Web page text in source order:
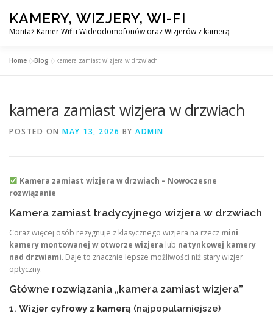
content
KAMERY, WIZJERY, WI-FI
Montaż Kamer Wifi i Wideodomofonów oraz Wizjerów z kamerą
Home »Blog »kamera zamiast wizjera w drzwiach
kamera zamiast wizjera w drzwiach
POSTED ON MAY 13, 2026 BY ADMIN
Kamera zamiast wizjera w drzwiach – Nowoczesne
rozwiązanie
Kamera zamiast tradycyjnego wizjera w drzwiach
Coraz więcej osób rezygnuje z klasycznego wizjera na rzecz mini
kamery montowanej w otworze wizjera lub natynkowej kamery
nad drzwiami. Daje to znacznie lepsze możliwości niż stary wizjer
optyczny.
Główne rozwiązania „kamera zamiast wizjera”
1. Wizjer cyfrowy z kamerą (najpopularniejsze)